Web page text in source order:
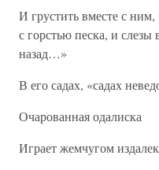
И грустить вместе с ним,
с горстью песка, и слезы
назад…»
В его садах, «садах
Очарованная одалиска
Играет жемчугом